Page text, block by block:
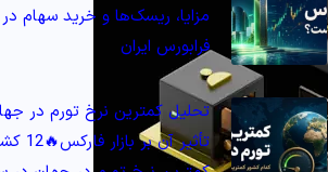
مزایا، ریسک‌ها و خرید سهام در
فرابورس ایران
تحلیل کمترین نرخ تورم در
تأثیر آن بر